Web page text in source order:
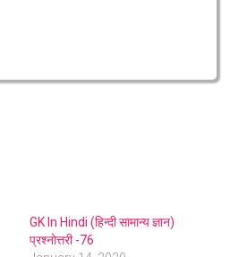
GK In Hindi (हिन्दी सामान्य ज्ञान)
प्रश्नोत्तरी -76